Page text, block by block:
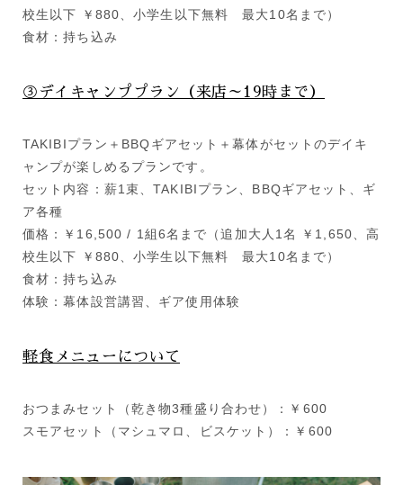
校生以下 ￥880、小学生以下無料 最大10名まで）
食材：持ち込み
③デイキャンププラン（来店～19時まで）
TAKIBIプラン＋BBQギアセット＋幕体がセットのデイキ
ャンプが楽しめるプランです。
セット内容：薪1束、TAKIBIプラン、BBQギアセット、ギ
ア各種
価格：￥16,500 / 1組6名まで（追加大人1名 ￥1,650、高
校生以下 ￥880、小学生以下無料 最大10名まで）
食材：持ち込み
体験：幕体設営講習、ギア使用体験
軽食メニューについて
おつまみセット（乾き物3種盛り合わせ）：￥600
スモアセット（マシュマロ、ビスケット）：￥600